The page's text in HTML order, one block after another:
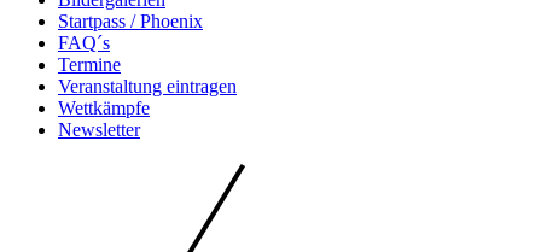
Startpass / Phoenix
FAQ´s
Termine
Veranstaltung eintragen
Wettkämpfe
Newsletter